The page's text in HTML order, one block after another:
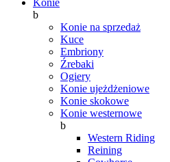
Konie
b
Konie na sprzedaż
Kuce
Embriony
Źrebaki
Ogiery
Konie ujeżdżeniowe
Konie skokowe
Konie westernowe
b
Western Riding
Reining